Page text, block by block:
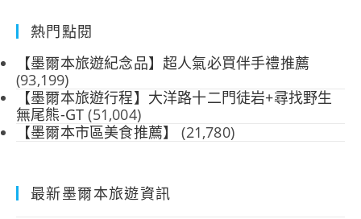
熱門點閱
【墨爾本旅遊紀念品】超人氣必買伴手禮推薦
(93,199)
【墨爾本旅遊行程】大洋路十二門徒岩+尋找野生
無尾熊-GT (51,004)
【墨爾本市區美食推薦】
(21,780)
最新墨爾本旅遊資訊